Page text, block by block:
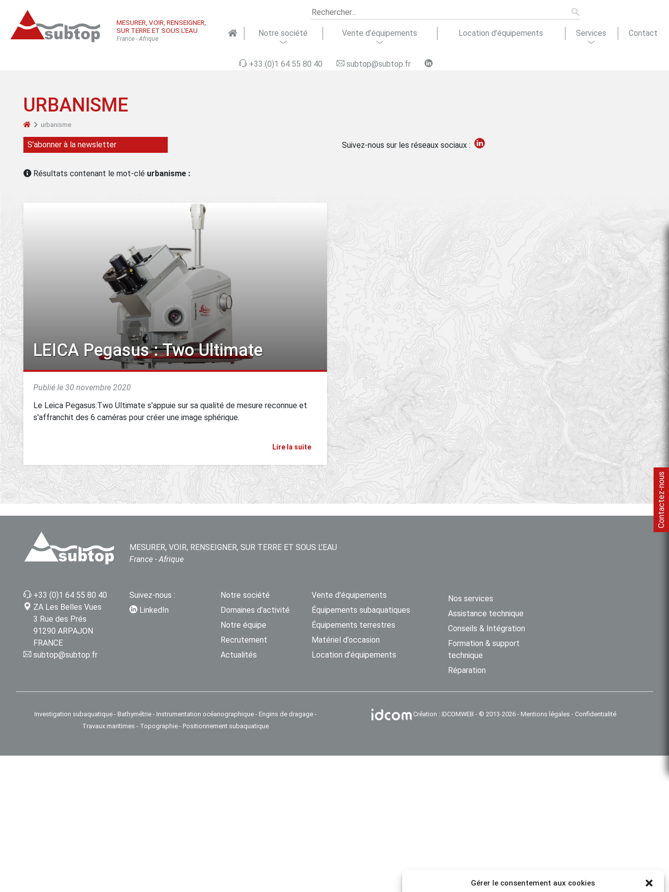
Gérer le consentement aux cookies
MESURER, VOIR, RENSEIGNER,
SUR TERRE ET SOUS L'EAU
France - Afrique
Notre société
d’activité
Actualités
Vente d’équipements
d’occasion
financement
Location d’équipements Services
technique
Contact
+33 (0)1 64 55 80 40 subtop@subtop.fr
URBANISME
urbanisme
S'abonner à la newsletter Suivez-nous sur les réseaux sociaux :
Résultats contenant le mot-clé urbanisme :
LEICA Pegasus : Two Ultimate
Publié le 30 novembre 2020
Le Leica Pegasus:Two Ultimate s'appuie sur sa qualité de mesure reconnue et
s'affranchit des 6 caméras pour créer une image sphérique.
Lire la suite
MESURER, VOIR, RENSEIGNER, SUR TERRE ET SOUS L'EAU
France - Afrique
+33 (0)1 64 55 80 40
ZA Les Belles Vues
3 Rue des Prés
91290 ARPAJON
FRANCE
subtop@subtop.fr
Suivez-nous :
LinkedIn
Notre société
Domaines d’activité
Notre équipe
Recrutement
Actualités
Vente d’équipements
Équipements subaquatiques
Équipements terrestres
Matériel d’occasion
Location d’équipements
Nos services
Assistance technique
Conseils & Intégration
Formation & support
technique
Réparation
Investigation subaquatique - Bathymétrie - Instrumentation océanographique - Engins de dragage -
Travaux maritimes - Topographie - Positionnement subaquatique
Création : IDCOMWEB - © 2013-2026 - Mentions légales - Confidentialité
Contactez-nous